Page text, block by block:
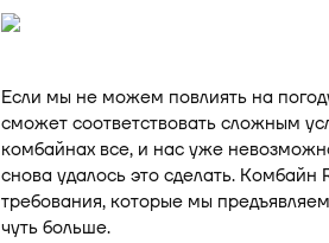
Если мы не можем повлиять на
сможет соответствовать сложным
комбайнах все, и нас уже
снова удалось это сделать. Комбайн
требования, которые мы
чуть больше.